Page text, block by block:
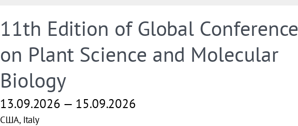
11th Edition of Global Conference
on Plant Science and Molecular
Biology
13.09.2026 — 15.09.2026
США, Italy